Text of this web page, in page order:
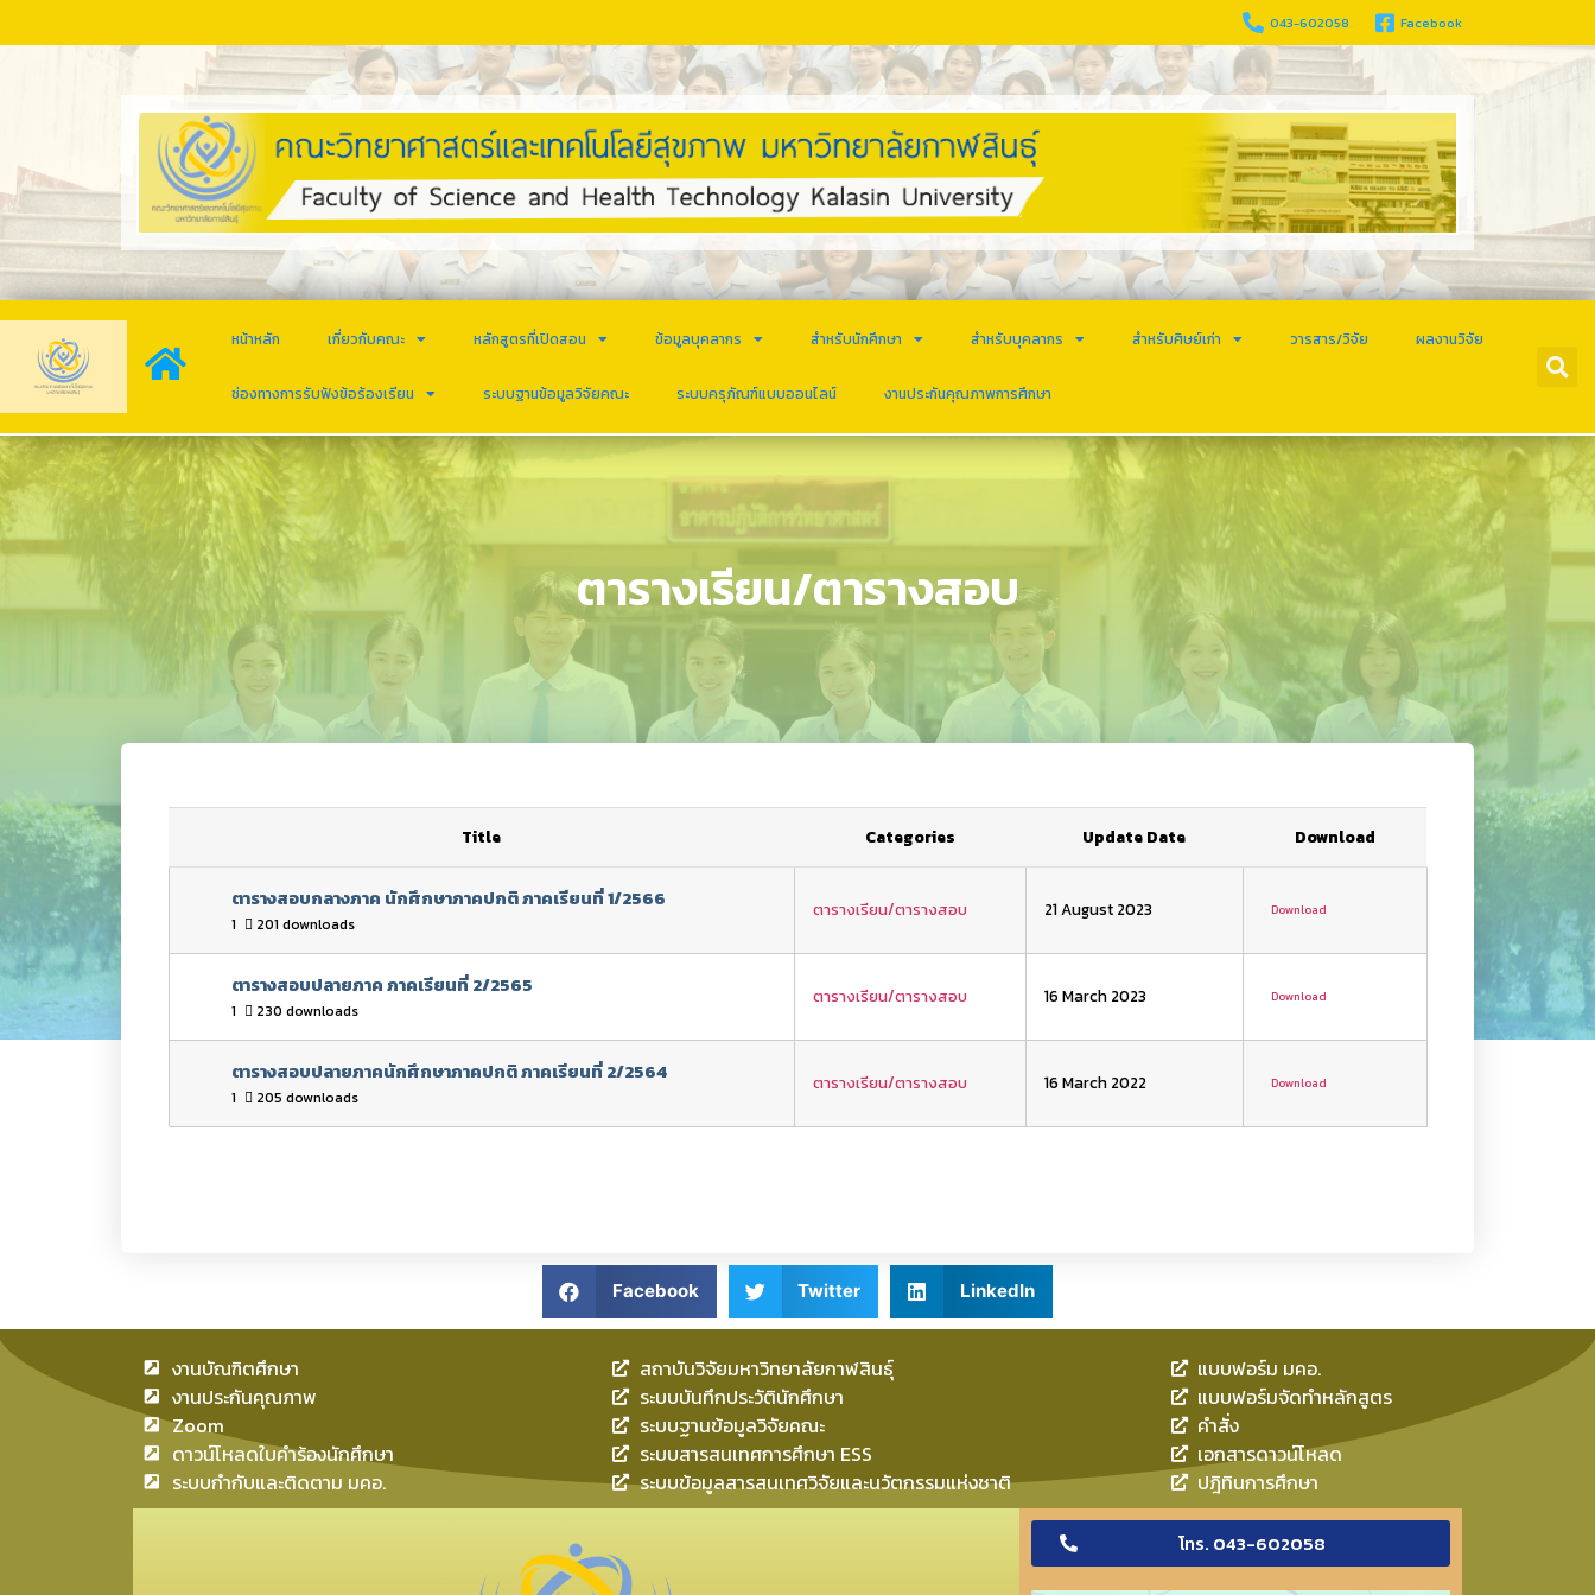
043-602058 Facebook
หน้าหลัก เกี่ยวกับคณะ หลักสูตรที่เปิดสอน ข้อมูลบุคลากร สำหรับนักศึกษา สำหรับบุคลากร สำหรับศิษย์เก่า วารสาร/วิจัย ผลงานวิจัย
ช่องทางการรับฟังข้อร้องเรียน ระบบฐานข้อมูลวิจัยคณะ ระบบครุภัณฑ์แบบออนไลน์ งานประกันคุณภาพการศึกษา
ตารางเรียน/ตารางสอบ
Title Categories Update Date Download
ตารางสอบกลางภาค นักศึกษาภาคปกติ ภาคเรียนที่ 1/2566
1 201 downloads
ตารางเรียน/ตารางสอบ 21 August 2023 Download
ตารางสอบปลายภาค ภาคเรียนที่ 2/2565
1 230 downloads
ตารางเรียน/ตารางสอบ 16 March 2023 Download
ตารางสอบปลายภาคนักศึกษาภาคปกติ ภาคเรียนที่ 2/2564
1 205 downloads
ตารางเรียน/ตารางสอบ 16 March 2022 Download
Facebook Twitter LinkedIn
งานบัณฑิตศึกษา
งานประกันคุณภาพ
Zoom
ดาวน์โหลดใบคำร้องนักศึกษา
ระบบกำกับและติดตาม มคอ.
สถาบันวิจัยมหาวิทยาลัยกาฬสินธุ์
ระบบบันทึกประวัตินักศึกษา
ระบบฐานข้อมูลวิจัยคณะ
ระบบสารสนเทศการศึกษา ESS
ระบบข้อมูลสารสนเทศวิจัยและนวัตกรรมแห่งชาติ
แบบฟอร์ม มคอ.
แบบฟอร์มจัดทำหลักสูตร
คำสั่ง
เอกสารดาวน์โหลด
ปฎิทินการศึกษา
โทร. 043-602058